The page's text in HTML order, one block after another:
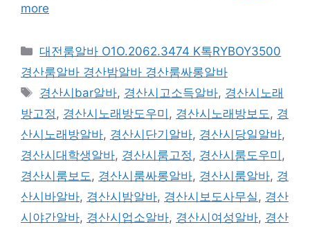
more
카
테
고
리
대전룸알바 O1O.2062.3474 K톡RYBOY3500
경산룸알바 경산밤알바 경산룸싸롱알바
태
그
경산시bar알바, 경산시고소득알바, 경산시노래
방고정 , 경산시노래방도우미 , 경산시노래방보도 , 경
산시노래방알바, 경산시단기알바, 경산시당일알바,
경산시대학생알바, 경산시룸고정 , 경산시룸도우미 ,
경산시룸보도 , 경산시룸싸롱알바, 경산시룸알바, 경
산시바알바, 경산시밤알바, 경산시보도사무실 , 경산
시야간알바, 경산시업소알바, 경산시여성알바, 경산